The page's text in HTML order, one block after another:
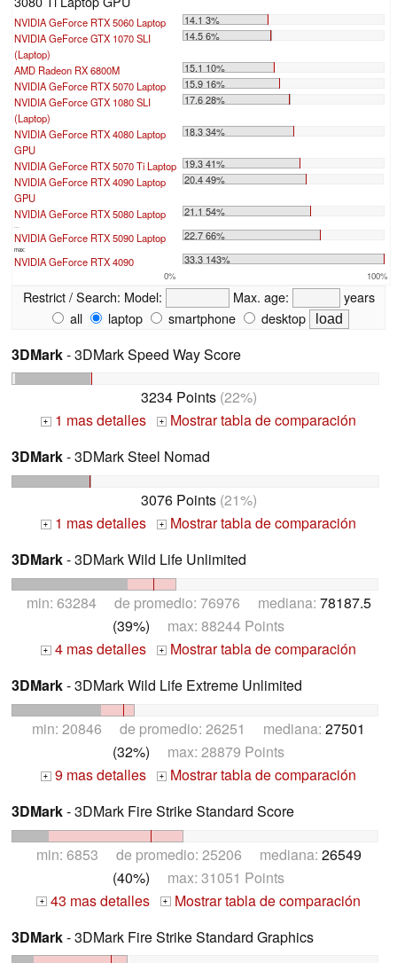
NVIDIA GeForce RTX 5060 Laptop
14.1 3%
NVIDIA GeForce GTX 1070 SLI
(Laptop)
14.5 6%
AMD Radeon RX 6800M
15.1 10%
NVIDIA GeForce RTX 5070 Laptop
15.9 16%
NVIDIA GeForce GTX 1080 SLI
(Laptop)
17.6 28%
NVIDIA GeForce RTX 4080 Laptop
GPU
18.3 34%
NVIDIA GeForce RTX 5070 Ti Laptop 19.3 41%
NVIDIA GeForce RTX 4090 Laptop
GPU
20.4 49%
NVIDIA GeForce RTX 5080 Laptop 21.1 54%
NVIDIA GeForce RTX 5090 Laptop 22.7 66%
max:
NVIDIA GeForce RTX 4090 33.3 143%
0% 100%
Restrict / Search: Model: Max. age:
years
all
laptop smartphone desktop
3DMark- 3DMark Speed Way Score
3234 Points(22%)
+ 1 mas detalles +
Mostrar tabla de comparación
3DMark- 3DMark Steel Nomad
3076 Points(21%)
+ 1 mas detalles +
Mostrar tabla de comparación
3DMark- 3DMark Wild Life Unlimited
min: 63284 de promedio: 76976 mediana: 78187.5
(39%) max: 88244 Points
+ 4 mas detalles +
Mostrar tabla de comparación
3DMark- 3DMark Wild Life Extreme Unlimited
min: 20846 de promedio: 26251 mediana: 27501
(32%) max: 28879 Points
+ 9 mas detalles +
Mostrar tabla de comparación
3DMark- 3DMark Fire Strike Standard Score
min: 6853 de promedio: 25206 mediana: 26549
(40%) max: 31051 Points
+ 43 mas detalles + Mostrar tabla de comparación
3DMark- 3DMark Fire Strike Standard Graphics